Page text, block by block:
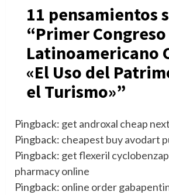
11 pensamientos
“Primer Congreso
Latinoamericano
«El Uso del
el Turismo»”
Pingback: get androxal cheap
Pingback: cheapest buy avodart
Pingback: get flexeril
pharmacy online
Pingback: online order